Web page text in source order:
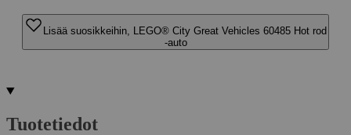
Lisää suosikkeihin, LEGO® City Great Vehicles 60485 Hot rod
‑auto
Tuotetiedot